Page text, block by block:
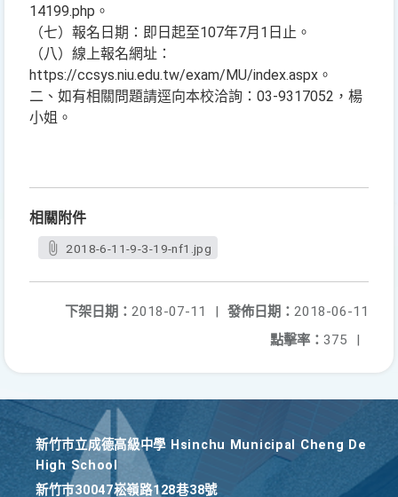
14199.php。
（七）報名日期：即日起至107年7月1日止。
（八）線上報名網址：
https://ccsys.niu.edu.tw/exam/MU/index.aspx。
二、如有相關問題請逕向本校洽詢：03-9317052，楊
小姐。
相關附件
2018-6-11-9-3-19-nf1.jpg
發佈日期： 2018-06-11
下架日期： 2018-07-11
|
點擊率： 375 |
新竹巿立成德高級中學 Hsinchu Municipal Cheng De
High School
新竹巿30047崧嶺路128巷38號